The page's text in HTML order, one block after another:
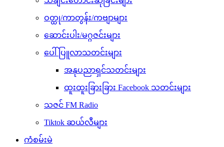
ဝတ္ထု/ကာတွန်း/ကဗျာများ
ဆောင်းပါး/မဂ္ဂဇင်းများ
ပေါ်ပြူလာသတင်းများ
အနုပညာရှင်သတင်းများ
ထူးထူးခြားခြား Facebook သတင်းများ
သဇင် FM Radio
Tiktok ဆယ်လီများ
ကံစမ်းမဲ